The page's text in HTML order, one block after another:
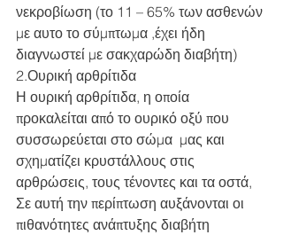
νεκροβίωση (το 11 – 65% των ασθενών
με αυτο το σύμπτωμα ,έχει ήδη
διαγνωστεί με σακχαρώδη διαβήτη)
2.Ουρική αρθρίτιδα
Η ουρική αρθρίτιδα, η οποία
προκαλείται από το ουρικό οξύ που
συσσωρεύεται στο σώμα  μας και
σχηματίζει κρυστάλλους στις
αρθρώσεις, τους τένοντες και τα οστά,
Σε αυτή την περίπτωση αυξάνονται οι
πιθανότητες ανάπτυξης διαβήτη